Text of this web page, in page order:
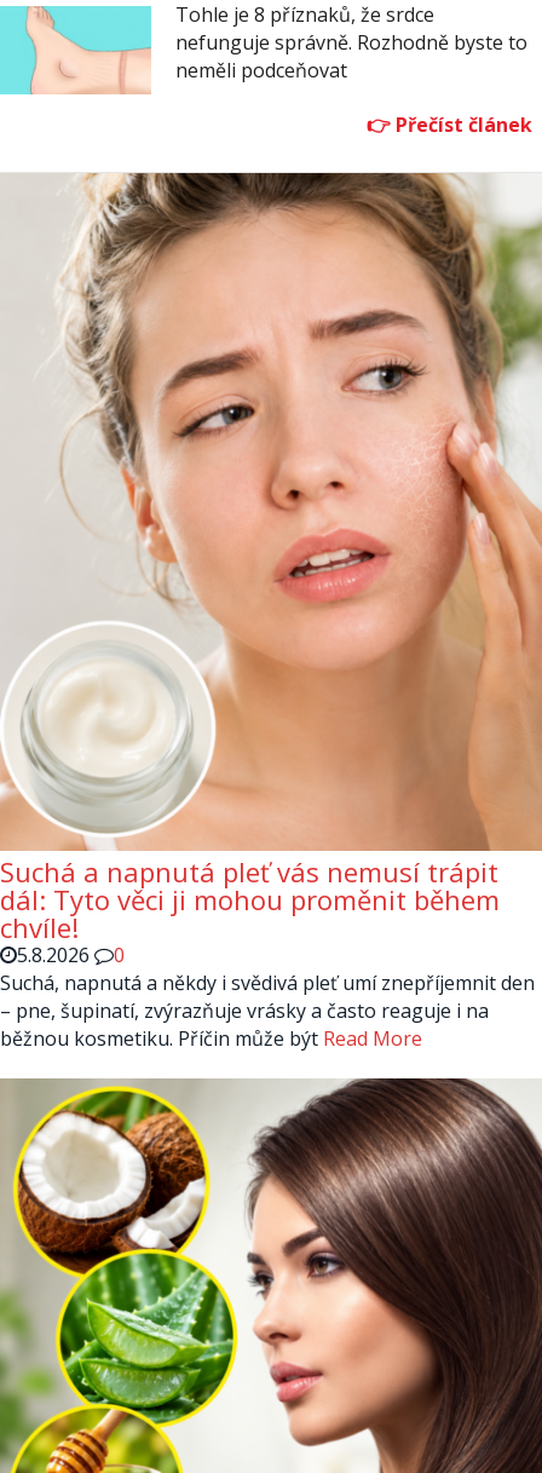
Tohle je 8 příznaků, že srdce
nefunguje správně. Rozhodně byste to
neměli podceňovat
Suchá a napnutá pleť vás nemusí trápit
dál: Tyto věci ji mohou proměnit během
chvíle!
5.8.2026
0
Suchá, napnutá a někdy i svědivá pleť umí znepříjemnit den
– pne, šupinatí, zvýrazňuje vrásky a často reaguje i na
běžnou kosmetiku. Příčin může být Read More